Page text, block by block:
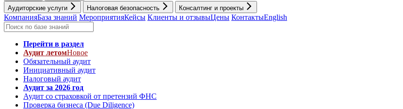
Аудиторские услуги
Налоговая безопасность Консалтинг и проекты
КомпанияБаза знаний МероприятияКейсы Клиенты и отзывыЦены КонтактыEnglish
Перейти в раздел
Аудит летомНовое
Обязательный аудит
Инициативный аудит
Налоговый аудит
Аудит за 2026 год
Аудит со страховкой от претензий ФНС
Проверка бизнеса (Due Diligence)